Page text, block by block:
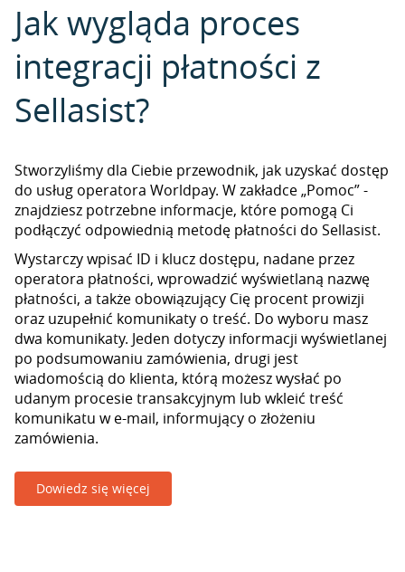
Jak wygląda proces
integracji płatności z
Sellasist?
Stworzyliśmy dla Ciebie przewodnik, jak uzyskać dostęp
do usług operatora Worldpay. W zakładce „Pomoc” -
znajdziesz potrzebne informacje, które pomogą Ci
podłączyć odpowiednią metodę płatności do Sellasist.
Wystarczy wpisać ID i klucz dostępu, nadane przez
operatora płatności, wprowadzić wyświetlaną nazwę
płatności, a także obowiązujący Cię procent prowizji
oraz uzupełnić komunikaty o treść. Do wyboru masz
dwa komunikaty. Jeden dotyczy informacji wyświetlanej
po podsumowaniu zamówienia, drugi jest
wiadomością do klienta, którą możesz wysłać po
udanym procesie transakcyjnym lub wkleić treść
komunikatu w e-mail, informujący o złożeniu
zamówienia.
Dowiedz się więcej